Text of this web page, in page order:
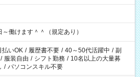
働けます＾＾（規定あり）
払いOK / 履歴書不要 / 40～50代活躍中 / 副
/ 服装自由 / シフト勤務 / 10名以上の大量募
/ パソコンスキル不要